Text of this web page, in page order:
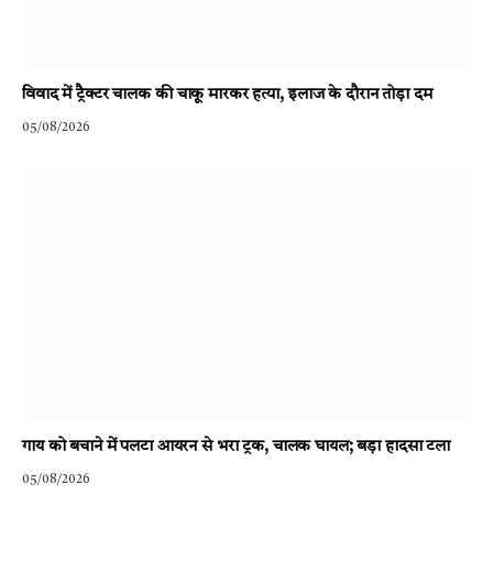
विवाद में ट्रैक्टर चालक की चाकू मारकर हत्या, इलाज के दौरान तोड़ा दम
05/08/2026
गाय को बचाने में पलटा आयरन से भरा ट्रक, चालक घायल; बड़ा हादसा टला
05/08/2026